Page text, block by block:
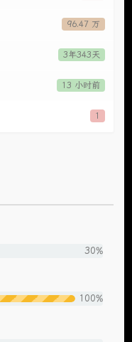
96.47 万
3年343天
13 小时前
1
30%
100%